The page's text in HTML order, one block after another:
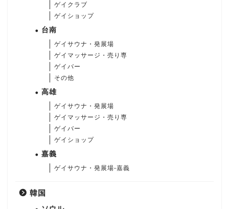
ゲイクラブ
ゲイショップ
台南
ゲイサウナ・発展場
ゲイマッサージ・売り専
ゲイバー
その他
高雄
ゲイサウナ・発展場
ゲイマッサージ・売り専
ゲイバー
ゲイショップ
嘉義
ゲイサウナ・発展場-嘉義
韓国